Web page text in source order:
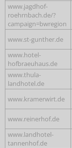
www.jagdhof-
roehrnbach.de/?
campaign=bwregion
www.st-gunther.de
www.hotel-
hofbraeuhaus.de
www.thula-
landhotel.de
www.kramerwirt.de
www.reinerhof.de
www.landhotel-
tannenhof.de